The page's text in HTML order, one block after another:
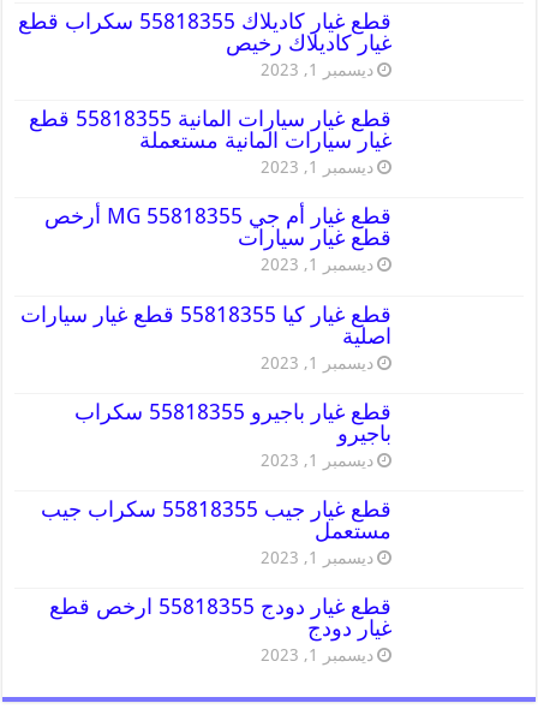
قطع غيار كاديلاك 55818355 سكراب قطع
غيار كاديلاك رخيص
ديسمبر 1, 2023
قطع غيار سيارات المانية 55818355 قطع
غيار سيارات المانية مستعملة
ديسمبر 1, 2023
قطع غيار أم جي MG 55818355 أرخص
قطع غيار سيارات
ديسمبر 1, 2023
قطع غيار كيا 55818355 قطع غيار سيارات
اصلية
ديسمبر 1, 2023
قطع غيار باجيرو 55818355 سكراب
باجيرو
ديسمبر 1, 2023
قطع غيار جيب 55818355 سكراب جيب
مستعمل
ديسمبر 1, 2023
قطع غيار دودج 55818355 ارخص قطع
غيار دودج
ديسمبر 1, 2023